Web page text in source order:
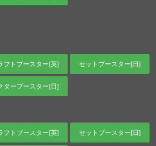
フトブースター[英] セットブースター[日]
ターブースター[日]
フトブースター[英] セットブースター[日]